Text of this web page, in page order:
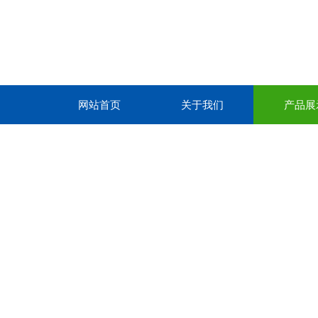
网站首页 关于我们 产品